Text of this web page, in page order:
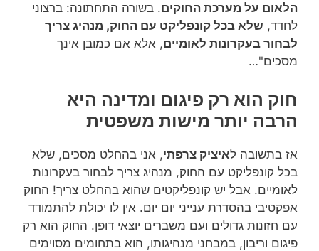
הלאום על מערכת החוקים. בשורה התחתונה: ברצוני
לחדד, שלא בכל קונפליקט עם החוק, מנהיג צריך
לבחור בעקרונות לאומיים, אלא אם כמובן אינך
מסכים"…
חוק הוא רק פיגום ומדינה היא
הרבה יותר מישות משפטית
אז בתשובה לאיציק צרפתי, אני בהחלט מסכים, שלא
בכל קונפליקט עם החוק, מנהיג צריך לבחור בעקרונות
לאומיים. אבל יש קונפליקטים שהוא בהחלט צריך! החוק
אפקטיבי בהסדרת ענייני יום יום. אין לו יכולת להתמודד
עם חזונות גדולים ועם משברים יוצאי דופן. החוק הוא רק
פיגום וריבון, במבחני מנהיגותו, הוא בתחומים מסוימים